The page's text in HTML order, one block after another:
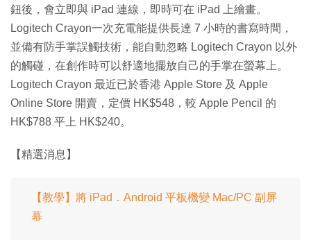
鈕後，會立即與 iPad 連線，即時可在 iPad 上繪畫。
Logitech Crayon一次充電能提供長達 7 小時的書寫時間，
並備有防手掌誤觸技術，能自動忽略 Logitech Crayon 以外
的觸碰，在創作時可以舒適地擺放自己的手掌在螢幕上。
Logitech Crayon 最近已於香港 Apple Store 及 Apple
Online Store 開賣，定價 HK$548，較 Apple Pencil 的
HK$788 平上 HK$240。
【精選消息】
【教學】將 iPad．Android 平板機變 Mac/PC 副屏
幕